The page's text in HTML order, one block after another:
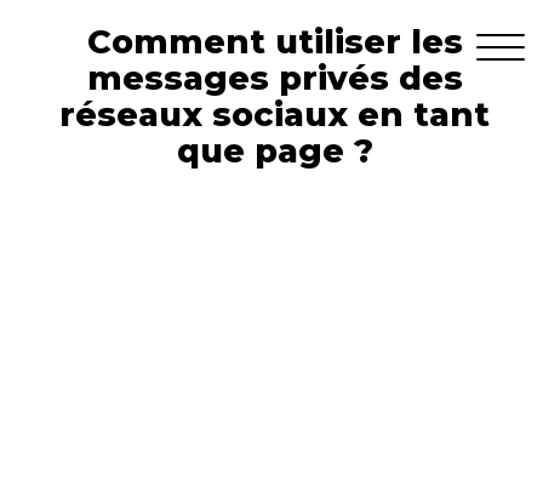
Comment utiliser les
messages privés des
réseaux sociaux en tant
que page ?